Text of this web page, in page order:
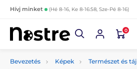
Hívj minket (Hé 8-16, Ke 8-16:58, Sze-Pé 8-16)
0
Bevezetés Képek Természet és táj